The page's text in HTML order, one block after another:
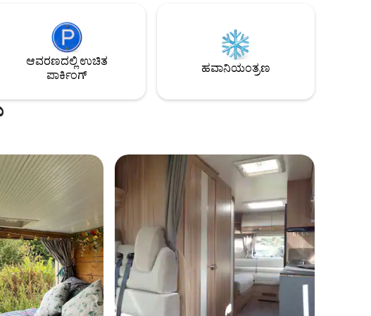
ಮತ್ತು ವಾಕರ್‌ಗಳಿಗೆ
ಮತ್ತು ದಿ ಟೈಮ್ಸ್‌ನಲ್ಲಿ
ರಿಟ್ರೀಟ್‌ಗಳಾಗಿ (ನಾಯಿ-
ಲಾಂಗ್‌ಲೀಟ್‌ನಿಂದ ಸಣ್ಣ ಡ್ರೈವ್‌ನ ನಡುವೆ
ಅರ್ಧದಾರಿಯಲ್ಲಿದೆ. ನಾಲ್ಕು ಸೌರ ಫಲಕಗಳು ನಿಮ್ಮ
ವಾಸ್ತವ್ಯಕ್ಕೆ ಶಕ್ತಿ ತುಂಬುತ್ತವೆ, ಇದು ನಿಮಗೆ ಶಾಂತಿಯುತ
ಶಾಂತಿಯ ಅದ್ಭುತ ಸ್ಲೈಸ್ ಅನ್ನು ಒದಗಿಸುತ್ತದೆ.
ಆವರಣದಲ್ಲಿ ಉಚಿತ
ಪಾರ್ಕಿಂಗ್
ಹವಾನಿಯಂತ್ರಣ